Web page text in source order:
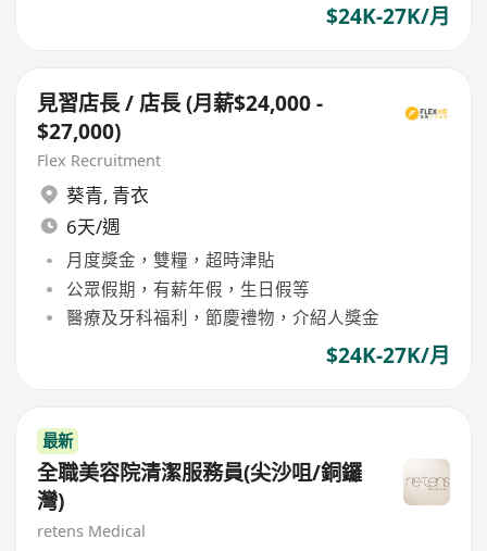
$24K-27K/月
見習店長 / 店長 (月薪$24,000 -
$27,000)
Flex Recruitment
葵青, 青衣
6天/週
月度獎金，雙糧，超時津貼
公眾假期，有薪年假，生日假等
醫療及牙科福利，節慶禮物，介紹人獎金
$24K-27K/月
最新
全職美容院清潔服務員(尖沙咀/銅鑼
灣)
retens Medical